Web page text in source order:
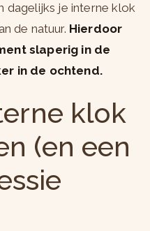
dagelijks je interne klok
de natuur. Hierdoor
slaperig in de
in de ochtend.
klok
(en een